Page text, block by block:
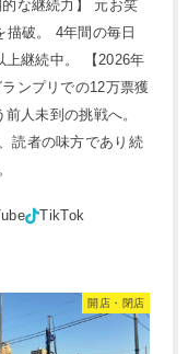
な継続力】 元お笑
描破。 4年間の毎日
上継続中。 【2026年
ンプリでの12万票獲
人未到の挑戦へ。
読者の味方であり続
開店・閉店